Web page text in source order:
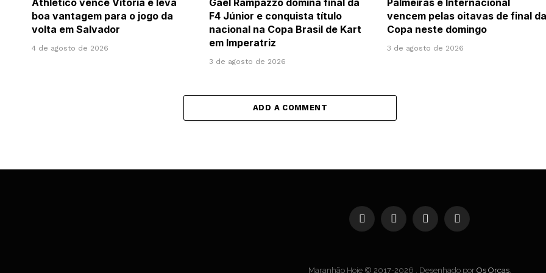
boa vantagem para o jogo da
volta em Salvador
4 de agosto de 2026
F4 Júnior e conquista título
nacional na Copa Brasil de Kart
em Imperatriz
3 de agosto de 2026
vencem pelas oitavas de final da
Copa neste domingo
3 de agosto de 2026
ADD A COMMENT
FacebookInstagramYouTubeWhatsApp
Maranhão Hoje © 2017-2026 . Desenhado por Os Orcas.